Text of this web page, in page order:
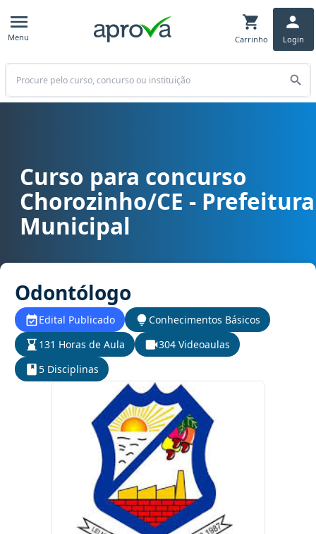
Menu Carrinho Login
Buscar
Curso para concurso Chorozinho/CE - Prefeitura Municipal cargo
Curso para concurso
Chorozinho/CE - Prefeitura
Municipal
Odontólogo
Edital Publicado
Conhecimentos Básicos
131 Horas de Aula
304 Videoaulas
5 Disciplinas